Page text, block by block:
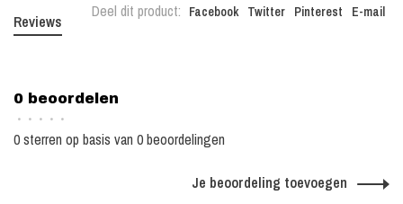
Deel dit product: Facebook Twitter Pinterest E-mail
Reviews
0 beoordelen
• • • • •
0 sterren op basis van 0 beoordelingen
Je beoordeling toevoegen